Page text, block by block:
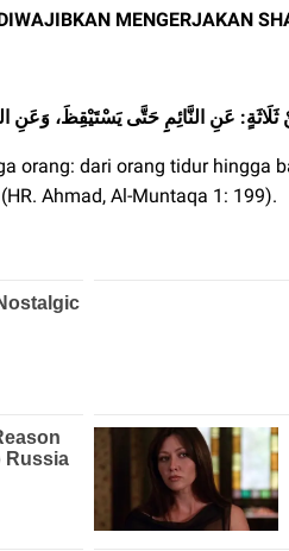
MENGERJAKAN
ثَلَاثَةٍ: عَنِ النَّائِمِِ حَتَّى يَسْتَيْقِظَ،
orang: dari orang tidur hingga
Ahmad, Al-Muntaqa 1: 199).